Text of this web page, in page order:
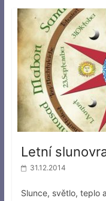
Letní
31.12.2014
Slunce, světlo, teplo